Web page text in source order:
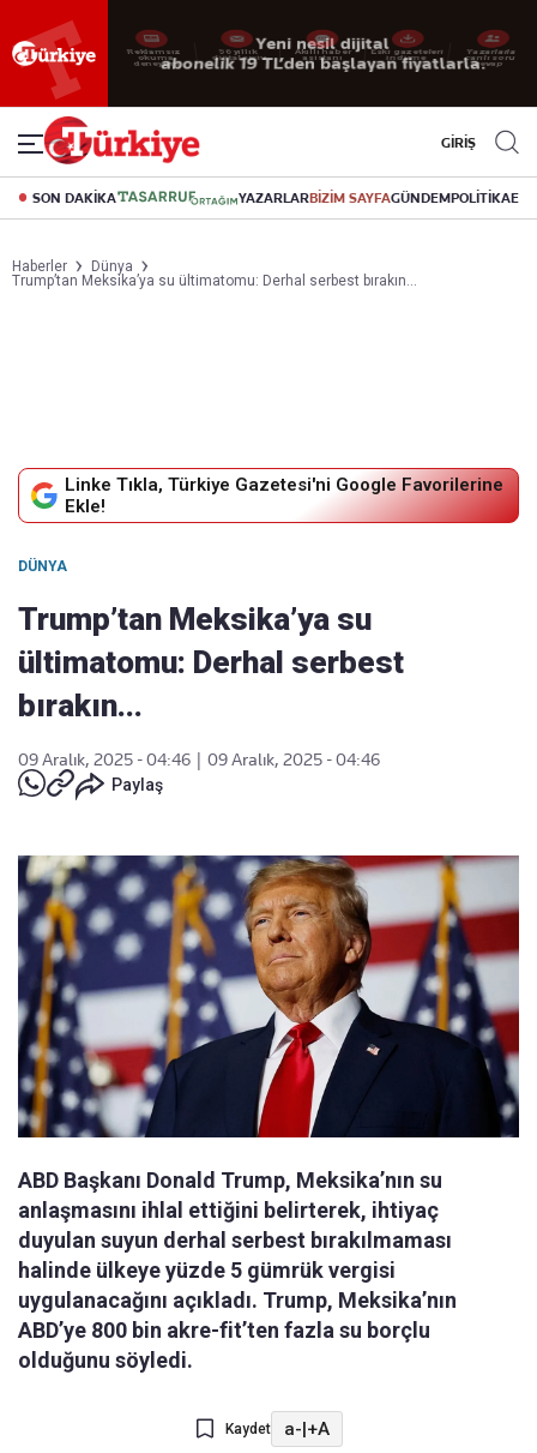
Yeni nesil dijital
abonelik 19 TL’den başlayan fiyatlarla.
GİRİŞ
SON DAKİKA YAZARLARBİZİM SAYFAGÜNDEMPOLİTİKA
Haberler
Dünya
Trump’tan Meksika’ya su ültimatomu: Derhal serbest bırakın...
Linke Tıkla, Türkiye Gazetesi'ni Google Favorilerine
Ekle!
DÜNYA
Trump’tan Meksika’ya su
ültimatomu: Derhal serbest
bırakın...
09 Aralık, 2025 - 04:46
09 Aralık, 2025 - 04:46
Paylaş
ABD Başkanı Donald Trump, Meksika’nın su
anlaşmasını ihlal ettiğini belirterek, ihtiyaç
duyulan suyun derhal serbest bırakılmaması
halinde ülkeye yüzde 5 gümrük vergisi
uygulanacağını açıkladı. Trump, Meksika’nın
ABD’ye 800 bin akre-fit’ten fazla su borçlu
olduğunu söyledi.
Kaydet a-|+A